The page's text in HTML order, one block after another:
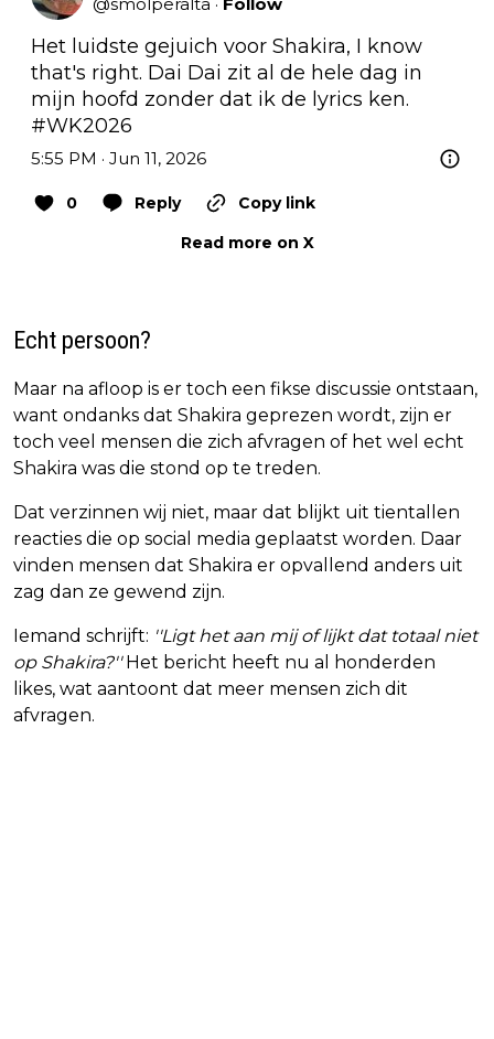
@smolperalta · Follow
Het luidste gejuich voor Shakira, I know
that's right. Dai Dai zit al de hele dag in
#WK2026
5:55 PM · Jun 11, 2026
0 Reply
Copy link
Read more on X
Echt persoon?
Maar na afloop is er toch een fikse discussie ontstaan,
want ondanks dat Shakira geprezen wordt, zijn er
toch veel mensen die zich afvragen of het wel echt
Shakira was die stond op te treden.
Dat verzinnen wij niet, maar dat blijkt uit tientallen
reacties die op social media geplaatst worden. Daar
vinden mensen dat Shakira er opvallend anders uit
zag dan ze gewend zijn.
Iemand schrijft: ''Ligt het aan mij of lijkt dat totaal niet
op Shakira?''Het bericht heeft nu al honderden
likes, wat aantoont dat meer mensen zich dit
afvragen.